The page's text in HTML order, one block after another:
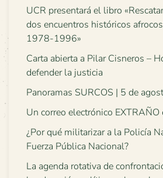
UCR presentará el libro
dos encuentros históricos
1978-1996»
Carta abierta a Pilar Cisneros –
defender la justicia
Panoramas SURCOS | 5 de
Un correo electrónico EXTRAÑO
¿Por qué militarizar a la Policía
Fuerza Pública Nacional?
La agenda rotativa de